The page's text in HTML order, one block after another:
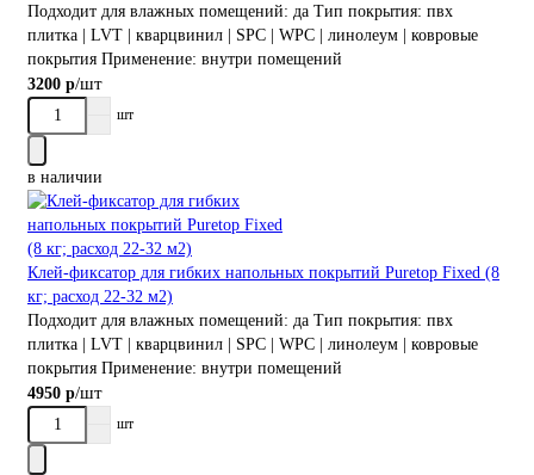
Подходит для влажных помещений: да Тип покрытия: пвх
плитка | LVT | кварцвинил | SPC | WPC | линолеум | ковровые
покрытия Применение: внутри помещений
3200 р/шт
шт
в наличии
Клей-фиксатор для гибких напольных покрытий Puretop Fixed (8
кг; расход 22-32 м2)
Подходит для влажных помещений: да Тип покрытия: пвх
плитка | LVT | кварцвинил | SPC | WPC | линолеум | ковровые
покрытия Применение: внутри помещений
4950 р/шт
шт